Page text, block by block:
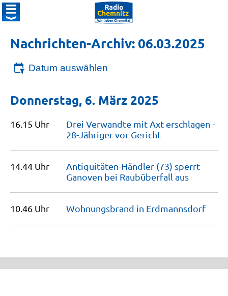
Nachrichten-Archiv: 06.03.2025
Datum auswählen
Donnerstag, 6. März 2025
16.15 Uhr
Drei Verwandte mit Axt erschlagen -
28-Jähriger vor Gericht
14.44 Uhr
Antiquitäten-Händler (73) sperrt
Ganoven bei Raubüberfall aus
10.46 Uhr Wohnungsbrand in Erdmannsdorf